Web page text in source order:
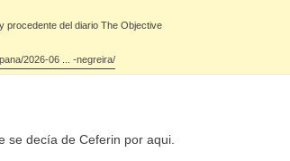
procedente del diario The Objective
2026-06 ... -negreira/
se decía de Ceferin por aqui.